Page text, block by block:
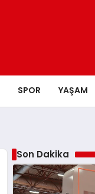
SPOR YAŞAM
Son Dakika